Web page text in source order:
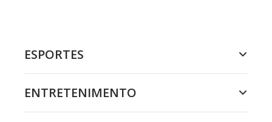
ESPORTES
ENTRETENIMENTO